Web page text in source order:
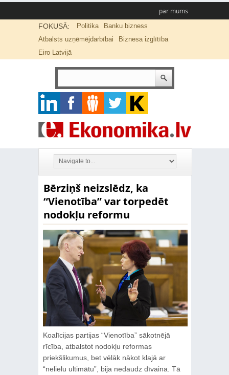
par mums
FOKUSĀ: Politika
Banku bizness
Atbalsts uzņēmējdarbībai
Biznesa izglītība
Eiro Latvijā
Bērziņš neizslēdz, ka
“Vienotība” var torpedēt
nodokļu reformu
Koalīcijas partijas “Vienotība” sākotnējā
rīcība, atbalstot nodokļu reformas
priekšlikumus, bet vēlāk nākot klajā ar
“nelielu ultimātu”, bija nedaudz dīvaina. Tā